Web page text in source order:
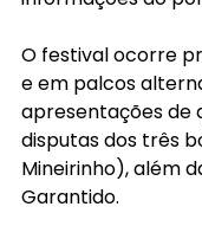
O festival ocorre
e em palcos
apresentações de
disputas dos três
Mineirinho), além
Garantido.